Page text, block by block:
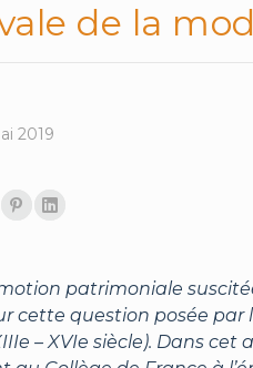
de la
2019
patrimoniale
cette question posée par
– XVIe siècle). Dans